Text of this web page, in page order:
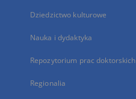
Dziedzictwo kulturowe
Nauka i dydaktyka
Repozytorium prac doktorskich
Regionalia